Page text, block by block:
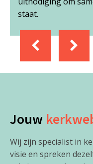
Jouw
Wij zijn specialist in
visie en spreken